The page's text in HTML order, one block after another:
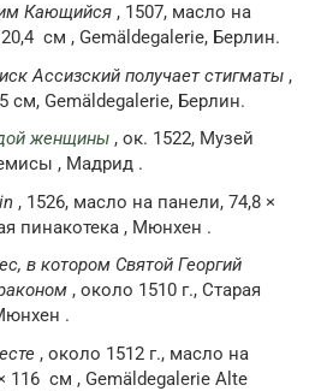
Кающийся , 1507, масло на
см , Gemäldegalerie, Берлин.
Ассизский получает стигматы ,
см, Gemäldegalerie, Берлин.
женщины , ок. 1522, Музей
, Мадрид .
, 1526, масло на панели, 74,8 ×
пинакотека , Мюнхен .
в котором Святой Георгий
, около 1510 г., Старая
.
, около 1512 г., масло на
116 см , Gemäldegalerie Alte